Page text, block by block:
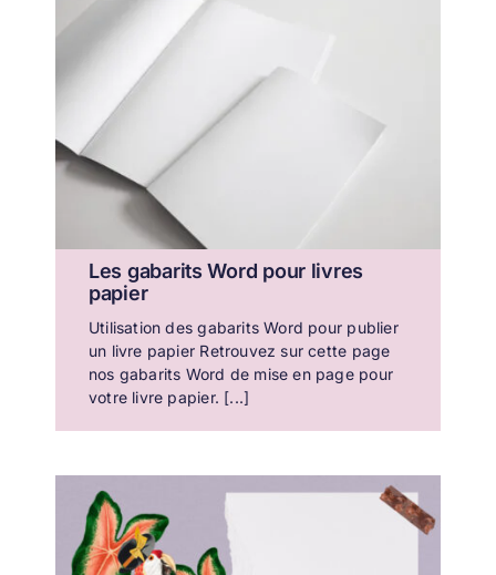
Les gabarits Word pour livres
papier
Utilisation des gabarits Word pour publier
un livre papier Retrouvez sur cette page
nos gabarits Word de mise en page pour
votre livre papier. [...]